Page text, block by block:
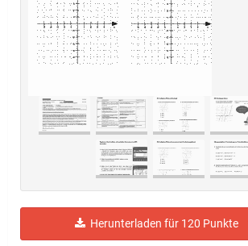
Herunterladen für 120 Punkte